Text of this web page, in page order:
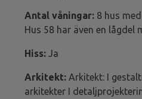
Antal våningar: 8 hus
Hus 58 har även en lågdel
Hiss: Ja
Arkitekt: Arkitekt: I
arkitekter I